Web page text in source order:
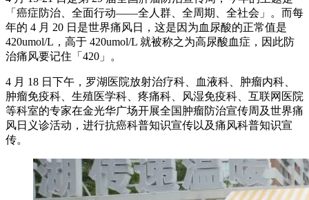
「癌症防治、全面行动——全人群、全周期、全社会」。而每
年的 4 月 20 日是世界痛风日，这是因为血尿酸的正常值是
420umol/L，高于 420umol/L 就被称之为高尿酸血症，因此防
治痛风要记住「420」。
4 月 18 日下午，罗湖医院放射治疗科、血液科、肿瘤内科、
肿瘤免疫科、生殖医学科、疼痛科、风湿免疫科、互联网医院
等科室的专家在金光华广场开展全国肿瘤防治宣传周及世界痛
风日义诊活动，进行抗癌科普知识宣传以及痛风科普知识宣
传。